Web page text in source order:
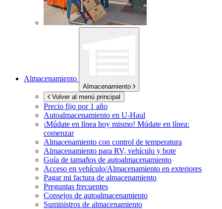
Almacenamiento
Almacenamiento
Volver al menú principal
Precio fijo por 1 año
Autoalmacenamiento en U-Haul
¡Múdate en línea hoy mismo! Múdate en línea:
comenzar
Almacenamiento con control de temperatura
Almacenamiento para RV, vehículo y bote
Guía de tamaños de autoalmacenamiento
Acceso en vehículo/Almacenamiento en exteriores
Pagar mi factura de almacenamiento
Preguntas frecuentes
Consejos de autoalmacenamiento
Suministros de almacenamiento